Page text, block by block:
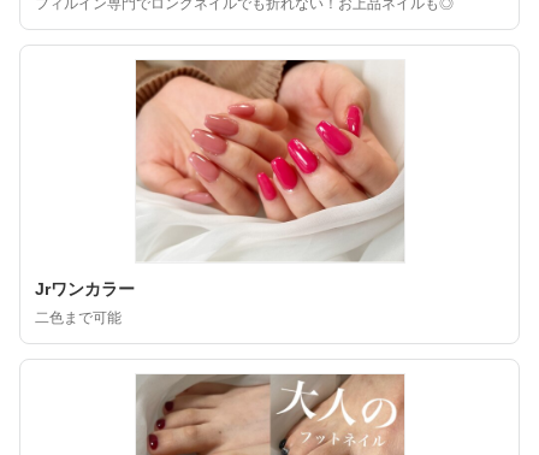
フィルイン専門でロングネイルでも折れない！お上品ネイルも◎
Jrワンカラー
二色まで可能